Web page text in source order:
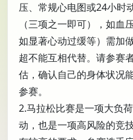
压、常规心电图或24小时
（三项之一即可），如血
如显著心动过缓等）需加
超不能互相代替。请参赛
估，确认自己的身体状况
参赛。
2.马拉松比赛是一项大负
动，也是一项高风险的竞